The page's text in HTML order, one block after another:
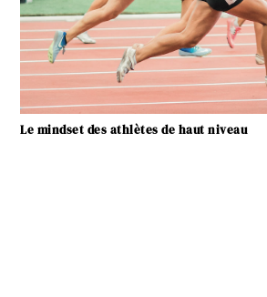
Le mindset des athlètes de haut niveau